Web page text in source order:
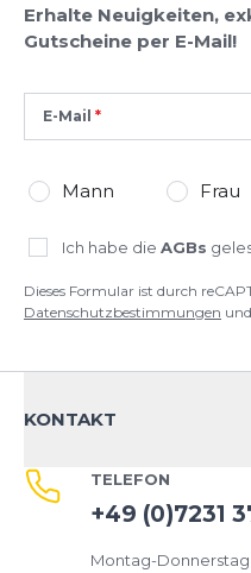
Erhalte Neuigkeiten,
Gutscheine per E-Mail!
E-Mail
Mann Frau
Ich habe die AGBs
Dieses Formular ist durch
Datenschutzbestimmungen und
KONTAKT
TELEFON
+49 (0)7231
Montag-